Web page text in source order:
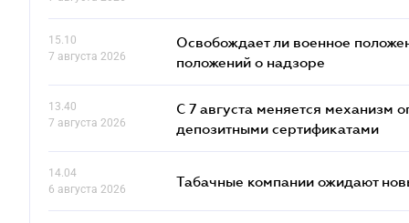
15.10
7 августа 2026
Освобождает ли военное
положений о надзоре
13.40
7 августа 2026
С 7 августа меняется механизм
депозитными сертификатами
14.04
6 августа 2026
Табачные компании ожидают